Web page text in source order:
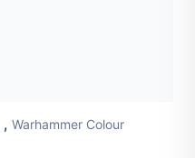
, Warhammer Colour